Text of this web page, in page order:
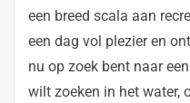
een breed scala aan
een dag vol plezier en
nu op zoek bent naar
wilt zoeken in het water,